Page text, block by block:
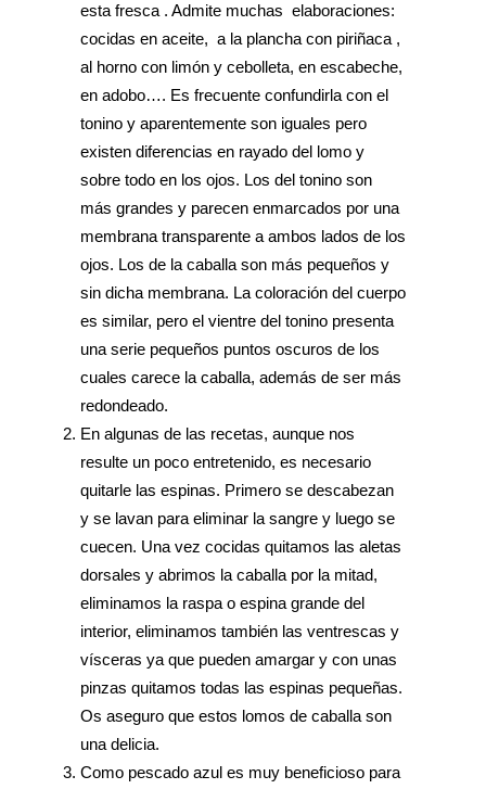
esta fresca . Admite muchas elaboraciones:
cocidas en aceite, a la plancha con piriñaca ,
al horno con limón y cebolleta, en escabeche,
en adobo…. Es frecuente confundirla con el
tonino y aparentemente son iguales pero
existen diferencias en rayado del lomo y
sobre todo en los ojos. Los del tonino son
más grandes y parecen enmarcados por una
membrana transparente a ambos lados de los
ojos. Los de la caballa son más pequeños y
sin dicha membrana. La coloración del cuerpo
es similar, pero el vientre del tonino presenta
una serie pequeños puntos oscuros de los
cuales carece la caballa, además de ser más
redondeado.
En algunas de las recetas, aunque nos
resulte un poco entretenido, es necesario
quitarle las espinas. Primero se descabezan
y se lavan para eliminar la sangre y luego se
cuecen. Una vez cocidas quitamos las aletas
dorsales y abrimos la caballa por la mitad,
eliminamos la raspa o espina grande del
interior, eliminamos también las ventrescas y
vísceras ya que pueden amargar y con unas
pinzas quitamos todas las espinas pequeñas.
Os aseguro que estos lomos de caballa son
una delicia.
Como pescado azul es muy beneficioso para